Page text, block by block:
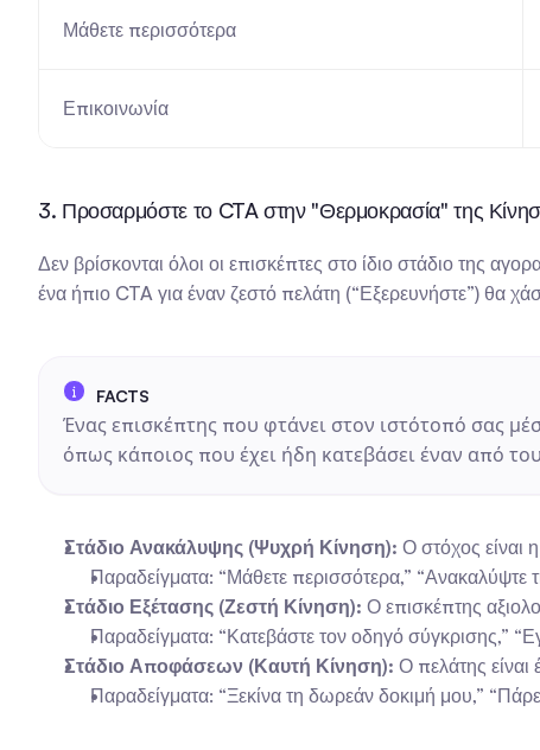
Μάθετε περισσότερα
Επικοινωνία
3. Προσαρμόστε το CTA στην "Θερμοκρασία" της
Δεν βρίσκονται όλοι οι επισκέπτες στο ίδιο στάδιο της
ένα ήπιο CTA για έναν ζεστό πελάτη (“Εξερευνήστε”) θα
Ένας επισκέπτης που φτάνει στον ιστότοπό σας
όπως κάποιος που έχει ήδη κατεβάσει έναν από
Στάδιο Ανακάλυψης (Ψυχρή Κίνηση): Ο στόχος είναι
Παραδείγματα: “Μάθετε περισσότερα,”
Στάδιο Εξέτασης (Ζεστή Κίνηση): Ο επισκέπτης
Παραδείγματα: “Κατεβάστε τον οδηγό σύγκρισης,”
Στάδιο Αποφάσεων (Καυτή Κίνηση): Ο πελάτης είναι
Παραδείγματα: “Ξεκίνα τη δωρεάν δοκιμή μου,”